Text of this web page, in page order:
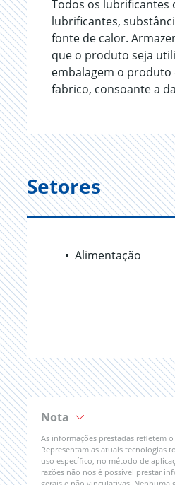
Todos os lubrificantes
lubrificantes,
fonte de calor.
que o produto seja
embalagem o produto
fabrico, consoante a
Setores
Alimentação
Nota
As informações prestadas refletem
Representam as atuais tecnologias
uso específico, no método de
razões não nos é possível prestar